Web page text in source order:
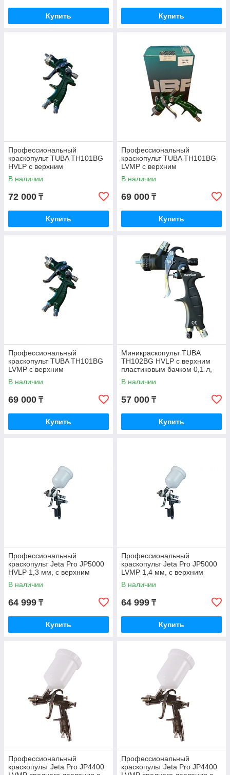
Купить Купить
Профессиональный
краскопульт TUBA TH101BG
НVLP с верхним
пластиковым бачком 0,6 л,
дюза 1,9 мм
В наличии
72 000 ₸
Купить
Профессиональный
краскопульт TUBA TH101BG
LVMP с верхним
пластиковым бачком 0,6 л,
дюза 1,4 мм
В наличии
69 000 ₸
Купить
Профессиональный
краскопульт TUBA TH101BG
LVMP с верхним
пластиковым бачком 0,6 л,
дюза 1,8 мм
В наличии
69 000 ₸
Купить
Миникраскопульт TUBA
TH102BG HVLP с верхним
пластиковым бачком 0,1 л,
дюза 1,0 мм
В наличии
57 000 ₸
Купить
Профессиональный
краскопульт Jeta Pro JP5000
HVLP 1,3 мм, с верхним
пластиковым бачком 0,6 л
В наличии
64 999 ₸
Купить
Профессиональный
краскопульт Jeta Pro JP5000
LVMP 1,4 мм, с верхним
пластиковым бачком 0,6 л
В наличии
64 999 ₸
Купить
Профессиональный
краскопульт Jeta Pro JP4400
Профессиональный
краскопульт Jeta Pro JP4400